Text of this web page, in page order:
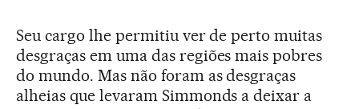
Seu cargo lhe permitiu ver de perto muitas
desgraças em uma das regiões mais pobres
do mundo. Mas não foram as desgraças
alheias que levaram Simmonds a deixar a